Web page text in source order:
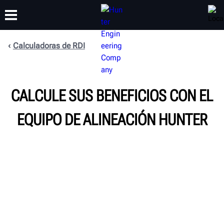
CAPACITACIÓN
Calculadoras de RDI
CALCULE SUS BENEFICIOS CON EL
EQUIPO DE ALINEACIÓN HUNTER